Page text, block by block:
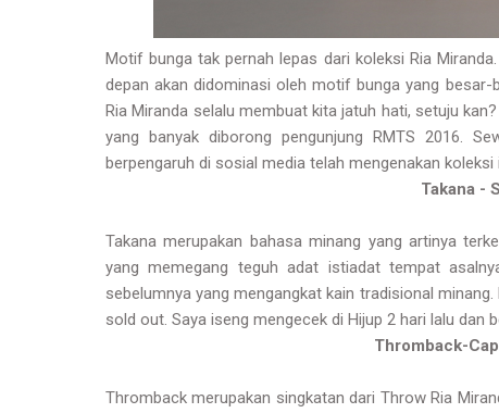
Motif bunga tak pernah lepas dari koleksi Ria
depan akan didominasi oleh motif bunga yang
Ria Miranda selalu membuat kita jatuh hati, setuju
yang banyak diborong pengunjung RMTS 2016.
berpengaruh di sosial media telah mengenakan
Takana -
Takana merupakan bahasa minang yang artinya
yang memegang teguh adat istiadat tempat
sebelumnya yang mengangkat kain tradisional
sold out. Saya iseng mengecek di Hijup 2 hari lalu
Thromback-
Thromback merupakan singkatan dari Throw Ria